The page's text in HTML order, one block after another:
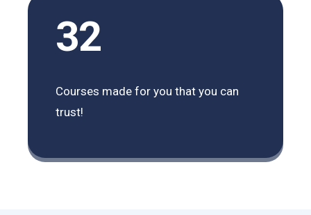
32
Courses made for you that you can
trust!